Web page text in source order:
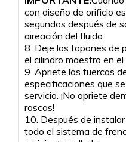
con diseño de orificio
segundos después de
aireación del fluido.
8. Deje los tapones de
el cilindro maestro en el
9. Apriete las tuercas
especificaciones que
servicio. ¡No apriete
roscas!
10. Después de
todo el sistema de